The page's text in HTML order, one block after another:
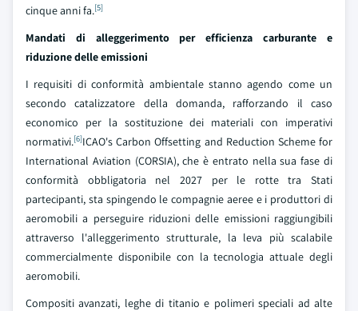
cinque anni fa.[5]
Mandati di alleggerimento per efficienza carburante e
riduzione delle emissioni
I requisiti di conformità ambientale stanno agendo come un
secondo catalizzatore della domanda, rafforzando il caso
economico per la sostituzione dei materiali con imperativi
normativi.[6]ICAO's Carbon Offsetting and Reduction Scheme for
International Aviation (CORSIA), che è entrato nella sua fase di
conformità obbligatoria nel 2027 per le rotte tra Stati
partecipanti, sta spingendo le compagnie aeree e i produttori di
aeromobili a perseguire riduzioni delle emissioni raggiungibili
attraverso l'alleggerimento strutturale, la leva più scalabile
commercialmente disponibile con la tecnologia attuale degli
aeromobili.
Compositi avanzati, leghe di titanio e polimeri speciali ad alte